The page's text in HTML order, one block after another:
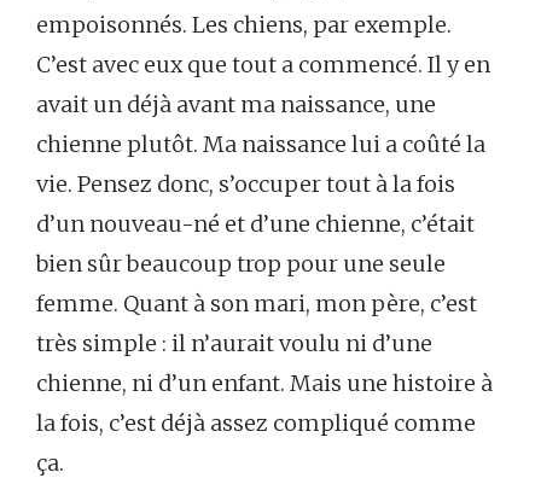
empoisonnés. Les chiens, par exemple.
C’est avec eux que tout a commencé. Il y en
avait un déjà avant ma naissance, une
chienne plutôt. Ma naissance lui a coûté la
vie. Pensez donc, s’occuper tout à la fois
d’un nouveau-né et d’une chienne, c’était
bien sûr beaucoup trop pour une seule
femme. Quant à son mari, mon père, c’est
très simple : il n’aurait voulu ni d’une
chienne, ni d’un enfant. Mais une histoire à
la fois, c’est déjà assez compliqué comme
ça.